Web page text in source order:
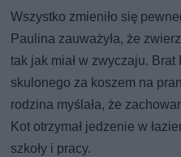
Wszystko zmieniło się
Paulina zauważyła, że
tak jak miał w zwyczaju. Brat
skulonego za koszem na
rodzina myślała, że
Kot otrzymał jedzenie w
szkoły i pracy.